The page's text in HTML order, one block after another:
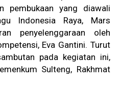
pembukaan yang diawali
Indonesia Raya, Mars
penyelenggaraan oleh
Eva Gantini. Turut
pada kegiatan ini,
Sulteng, Rakhmat